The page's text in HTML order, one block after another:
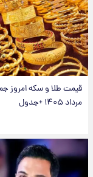
مرداد ۱۴۰۵ +جدول